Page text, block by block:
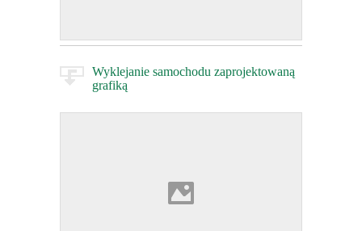
Wyklejanie samochodu zaprojektowaną
grafiką